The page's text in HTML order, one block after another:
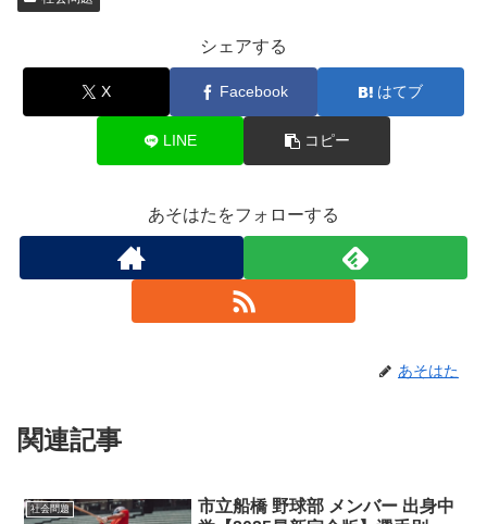
シェアする
X Facebook はてブ
LINE コピー
あそはたをフォローする
あそはた
関連記事
社会問題
市立船橋 野球部 メンバー 出身中